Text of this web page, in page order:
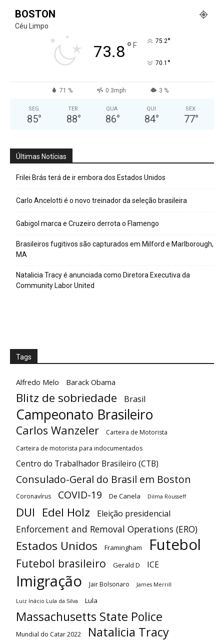
BOSTON
Céu Limpo
73.8° F 75.2°
70.1 °
71 % 0.3mph 3 %
SEG
85°
TER
88°
QUA
86°
QUI
84°
SEX
77°
Últimas Notícias
Frilei Brás terá de ir embora dos Estados Unidos
Carlo Ancelotti é o novo treinador da seleção brasileira
Gabigol marca e Cruzeiro derrota o Flamengo
Brasileiros fugitivos são capturados em Milford e Marlborough,
MA
Natalicia Tracy é anunciada como Diretora Executiva da
Community Labor United
Tags
Alfredo Melo Barack Obama
Blitz de sobriedade Brasil
Campeonato Brasileiro
Carlos Wanzeler
Carteira de Motorista
Carteira de motorista para indocumentados
Centro do Trabalhador Brasileiro (CTB)
Consulado-Geral do Brasil em Boston
Coronavírus COVID-19 De Canela Dilma Rousseff
DUI Edel Holz Eleição presidencial
Enforcement and Removal Operations (ERO)
Estados Unidos Framingham Futebol
Futebol brasileiro Gerald D ICE
Imigração Jair Bolsonaro James Merrill
Luiz Inácio Lula da Silva Lula
Massachusetts State Police
Mundial do Catar 2022 Natalicia Tracy